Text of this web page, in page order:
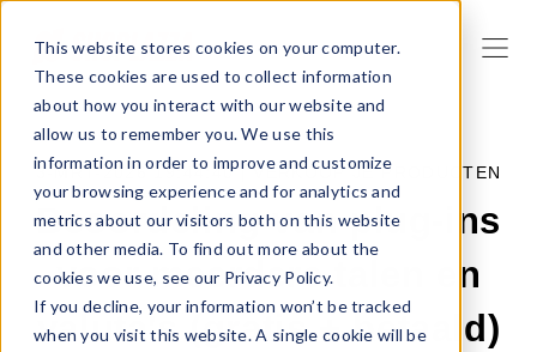
This website stores cookies on your computer.
These cookies are used to collect information
about how you interact with our website and
allow us to remember you. We use this
information in order to improve and customize
your browsing experience and for analytics and
metrics about our visitors both on this website
and other media. To find out more about the
cookies we use, see our Privacy Policy.
If you decline, your information won’t be tracked
when you visit this website. A single cookie will be
3-MRT-2026 19:44:40 |VERKOOP JE PRODUCTEN
Beoordeling van plug-ins
voor meerdere talen en
valuta's (gratis + betaald)